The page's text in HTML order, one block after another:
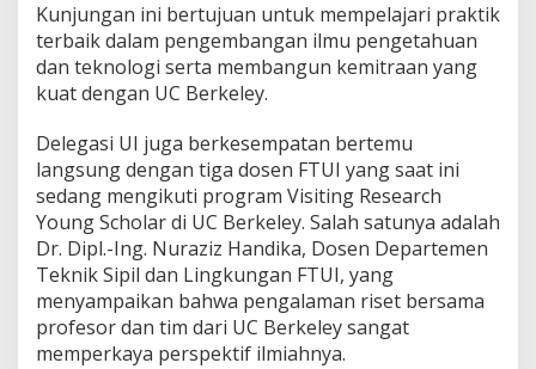
Kunjungan ini bertujuan untuk mempelajari praktik
terbaik dalam pengembangan ilmu pengetahuan
dan teknologi serta membangun kemitraan yang
kuat dengan UC Berkeley.
Delegasi UI juga berkesempatan bertemu
langsung dengan tiga dosen FTUI yang saat ini
sedang mengikuti program Visiting Research
Young Scholar di UC Berkeley. Salah satunya adalah
Dr. Dipl.-Ing. Nuraziz Handika, Dosen Departemen
Teknik Sipil dan Lingkungan FTUI, yang
menyampaikan bahwa pengalaman riset bersama
profesor dan tim dari UC Berkeley sangat
memperkaya perspektif ilmiahnya.